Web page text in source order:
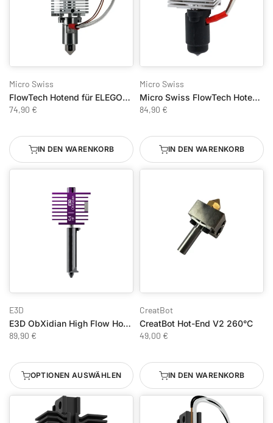
Micro Swiss
FlowTech Hotend für ELEGOO Neptune 4 / 4 Pro
74,90 €
IN DEN WARENKORB
Micro Swiss
Micro Swiss FlowTech Hotend für Anycubic Kobra S1
84,90 €
IN DEN WARENKORB
E3D
E3D ObXidian High Flow HotEnd für Bambu Lab A1 / A1 Mini
89,90 €
OPTIONEN AUSWÄHLEN
CreatBot
CreatBot Hot-End V2 260°C
49,00 €
IN DEN WARENKORB